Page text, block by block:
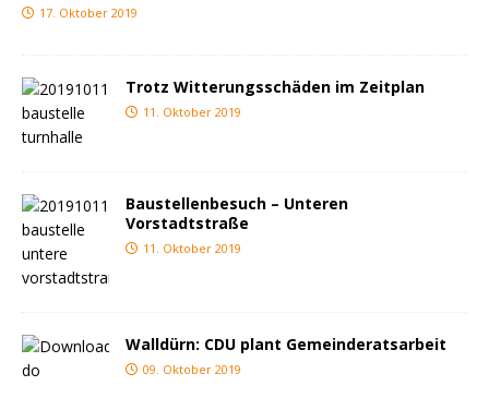
17. Oktober 2019
Trotz Witterungsschäden im Zeitplan
11. Oktober 2019
Baustellenbesuch – Unteren
Vorstadtstraße
11. Oktober 2019
Walldürn: CDU plant Gemeinderatsarbeit
09. Oktober 2019